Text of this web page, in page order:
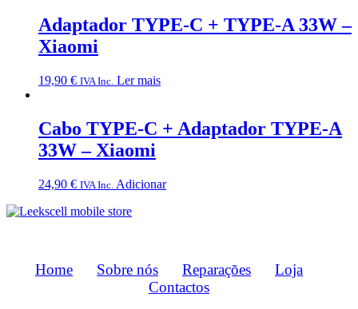
Adaptador TYPE-C + TYPE-A 33W –
Xiaomi
19,90 € IVA Inc. Ler mais
Cabo TYPE-C + Adaptador TYPE-A
33W – Xiaomi
24,90 € IVA Inc. Adicionar
Home Sobre nós Reparações
Loja
Contactos